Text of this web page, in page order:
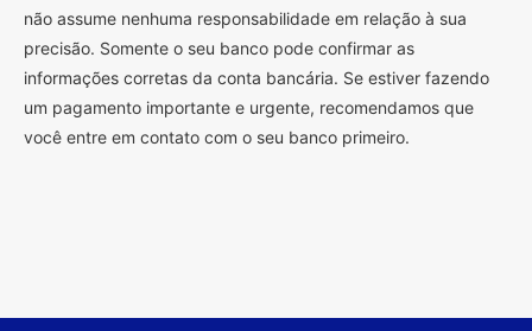
não assume nenhuma responsabilidade em relação à sua
precisão. Somente o seu banco pode confirmar as
informações corretas da conta bancária. Se estiver fazendo
um pagamento importante e urgente, recomendamos que
você entre em contato com o seu banco primeiro.